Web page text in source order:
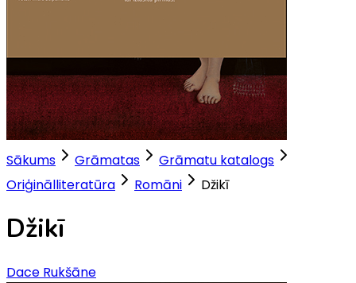
Sākums Grāmatas
Grāmatu katalogs
Oriģinālliteratūra
Romāni Džikī
Džikī
Dace Rukšāne